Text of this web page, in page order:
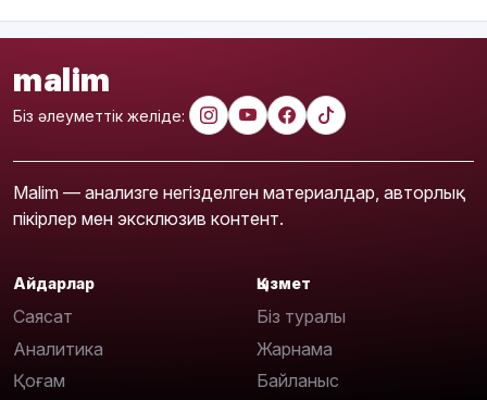
malim
Біз әлеуметтік желіде:
Malim — анализге негізделген материалдар, авторлық
пікірлер мен эксклюзив контент.
Айдарлар
Саясат
Аналитика
Қоғам
Қызмет
Біз туралы
Жарнама
Байланыс